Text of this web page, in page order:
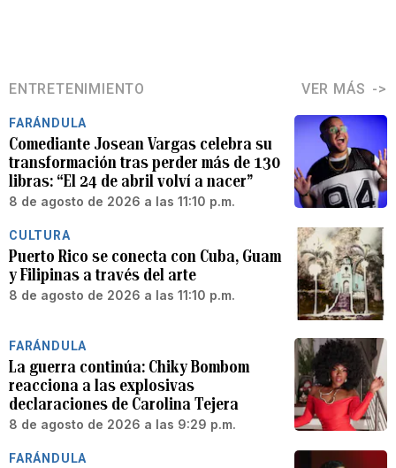
ENTRETENIMIENTO VER MÁS
FARÁNDULA
Comediante Josean Vargas celebra su
transformación tras perder más de 130
libras: “El 24 de abril volví a nacer”
8 de agosto de 2026 a las 11:10 p.m.
CULTURA
Puerto Rico se conecta con Cuba, Guam
y Filipinas a través del arte
8 de agosto de 2026 a las 11:10 p.m.
FARÁNDULA
La guerra continúa: Chiky Bombom
reacciona a las explosivas
declaraciones de Carolina Tejera
8 de agosto de 2026 a las 9:29 p.m.
FARÁNDULA